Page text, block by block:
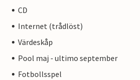
CD
Internet (trådlöst)
Värdeskåp
Pool maj - ultimo september
Fotbollsspel